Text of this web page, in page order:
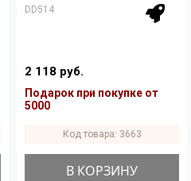
DD514
2 118 руб.
Подарок при покупке от
5000
Код товара: 3663
В КОРЗИНУ